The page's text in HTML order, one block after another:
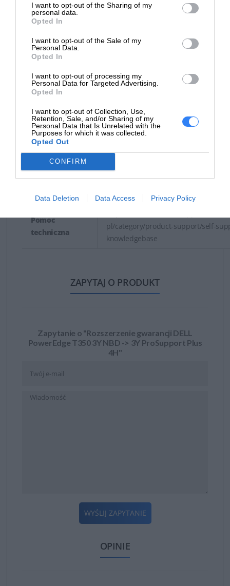
I want to opt-out of the Sharing of my
personal data.
Opted In
I want to opt-out of the Sale of my
Personal Data.
Opted In
I want to opt-out of processing my
Personal Data for Targeted Advertising.
Opted In
I want to opt-out of Collection, Use,
Retention, Sale, and/or Sharing of my
Personal Data that Is Unrelated with the
Purposes for which it was collected.
Opted Out
CONFIRM
Data Deletion Data Access Privacy Policy
INFORMACJE HANDLOWE
Kod producenta PT350_3OS3P4H
Dane
producenta
1 Dell Way
Round Rock, TX 78664
https://dell.com
Podmiot
odpowiedzialny
DELL sp. z o.o
ul. Inflancka 4A
00-189 Warszawa
https://dell.com
Pomoc
techniczna
pl/category/product-support/self-
knowledgebase
ZAPYTAJ O PRODUKT
Zapytanie o "Rozszerzenie gwarancji DELL
PowerEdge T350 3Y NBD -> 3Y ProSupport Plus
4H"
WYŚLIJ ZAPYTANIE
OPINIE